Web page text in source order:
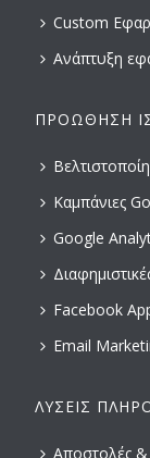
Custom
Ανάπτυξη
ΠΡΟΏΘΗΣΗ
Καμπάνιες
Google
Facebook
Email
ΛΎΣΕΙΣ
Αποστολές